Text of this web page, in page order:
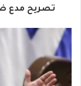
ل
ك
تصريح مدع